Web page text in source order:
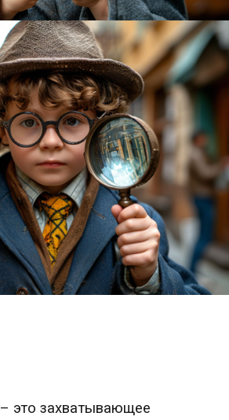
– это захватывающее